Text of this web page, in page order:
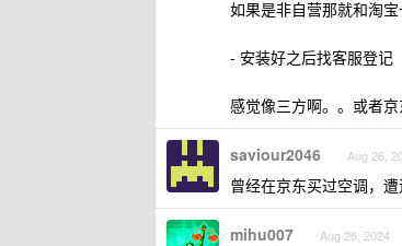
如果是非自营那就和淘宝
- 安装好之后找客服登记
感觉像三方啊。。或者
saviour2046 Aug 26,
曾经在京东买过空调，
mihu007 Aug 26, 2024